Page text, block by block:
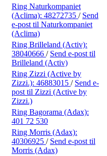
Ring Naturkompaniet
(Aclima): 48272735 / Send
e-post til Naturkompaniet
(Aclima)
Ring Brilleland (Activ):
38040666 / Send e-post til
Brilleland (Activ)
Ring Zizzi (Active by
Zizzi.): 46883015 / Send e-
post til Zizzi (Active by
Zizzi.)
Ring Bagorama (Adax):
401 72 530
Ring Morris (Adax):
40306925 / Send e-post til
Morris (Adax)